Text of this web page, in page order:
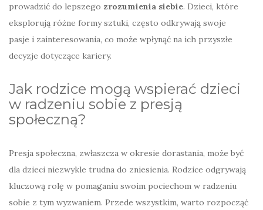
prowadzić do lepszego zrozumienia siebie. Dzieci, które
eksplorują różne formy sztuki, często odkrywają swoje
pasje i zainteresowania, co może wpłynąć na ich przyszłe
decyzje dotyczące kariery.
Jak rodzice mogą wspierać dzieci
w radzeniu sobie z presją
społeczną?
Presja społeczna, zwłaszcza w okresie dorastania, może być
dla dzieci niezwykle trudna do zniesienia. Rodzice odgrywają
kluczową rolę w pomaganiu swoim pociechom w radzeniu
sobie z tym wyzwaniem. Przede wszystkim, warto rozpocząć